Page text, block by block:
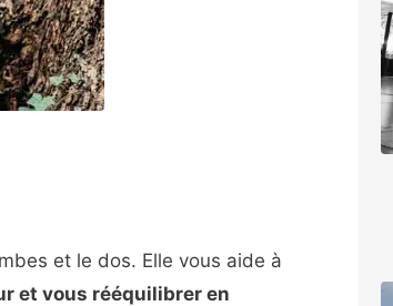
et le dos. Elle vous aide à
et vous rééquilibrer en